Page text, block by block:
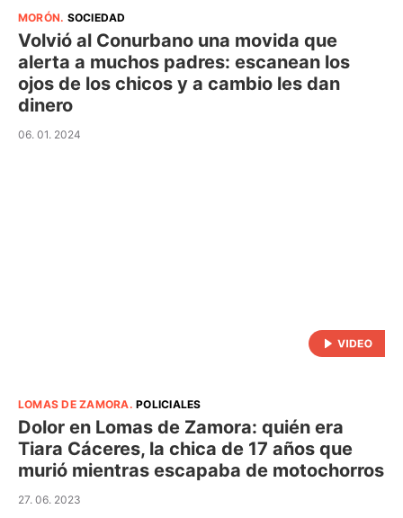
MORÓN. SOCIEDAD
Volvió al Conurbano una movida que
alerta a muchos padres: escanean los
ojos de los chicos y a cambio les dan
dinero
06. 01. 2024
LOMAS DE ZAMORA.POLICIALES
Dolor en Lomas de Zamora: quién era
Tiara Cáceres, la chica de 17 años que
murió mientras escapaba de motochorros
27. 06. 2023